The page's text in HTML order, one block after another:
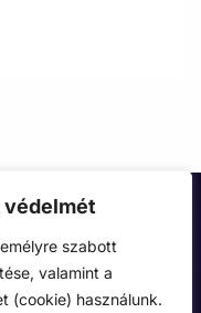
védelmét
szabott
valamint a
(cookie) használunk.